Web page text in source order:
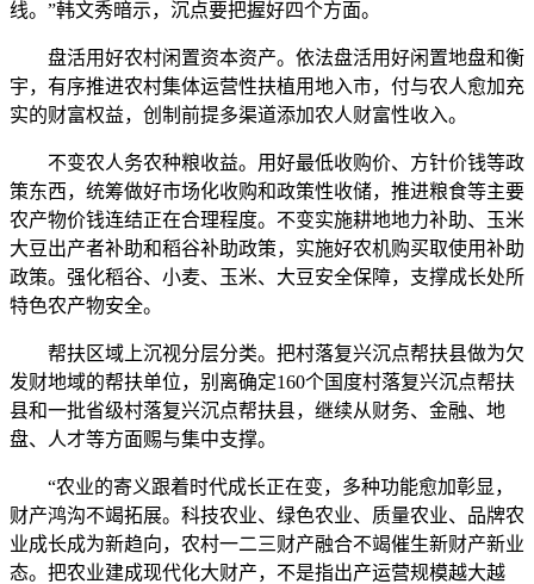
线。”韩文秀暗示，沉点要把握好四个方面。
盘活用好农村闲置资本资产。依法盘活用好闲置地盘和衡
宇，有序推进农村集体运营性扶植用地入市，付与农人愈加充
实的财富权益，创制前提多渠道添加农人财富性收入。
不变农人务农种粮收益。用好最低收购价、方针价钱等政
策东西，统筹做好市场化收购和政策性收储，推进粮食等主要
农产物价钱连结正在合理程度。不变实施耕地地力补助、玉米
大豆出产者补助和稻谷补助政策，实施好农机购买取使用补助
政策。强化稻谷、小麦、玉米、大豆安全保障，支撑成长处所
特色农产物安全。
帮扶区域上沉视分层分类。把村落复兴沉点帮扶县做为欠
发财地域的帮扶单位，别离确定160个国度村落复兴沉点帮扶
县和一批省级村落复兴沉点帮扶县，继续从财务、金融、地
盘、人才等方面赐与集中支撑。
“农业的寄义跟着时代成长正在变，多种功能愈加彰显，
财产鸿沟不竭拓展。科技农业、绿色农业、质量农业、品牌农
业成长成为新趋向，农村一二三财产融合不竭催生新财产新业
态。把农业建成现代化大财产，不是指出产运营规模越大越